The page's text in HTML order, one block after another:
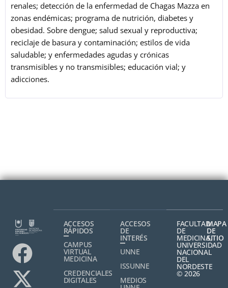
renales; detección de la enfermedad de Chagas Mazza en
zonas endémicas; programa de nutrición, diabetes y
obesidad. Sobre dengue; salud sexual y reproductiva;
reciclaje de basura y contaminación; estilos de vida
saludable; y enfermedades agudas y crónicas
transmisibles y no transmisibles; educación vial; y
adicciones.
ACCESOS
RÁPIDOS
CAMPUS
VIRTUAL
MEDICINA
CREDENCIALES
DIGITALES
ACCESOS
DE
INTERÉS
UNNE
ISSUNNE
MEDIOS
FACULTAD
DE
MEDICINA,
UNIVERSIDAD
NACIONAL
DEL
NORDESTE
© 2026
MAPA
DE
SITIO